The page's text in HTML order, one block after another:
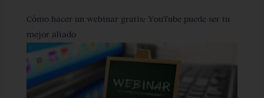
Cómo hacer un webinar gratis: YouTube puede ser tu
mejor aliado